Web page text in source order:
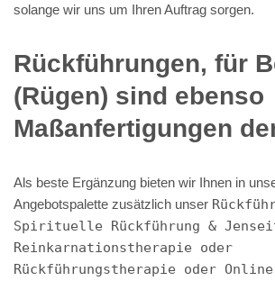
solange wir uns um Ihren Auftrag sorgen.
Rückführungen, für
(Rügen) sind ebenso
Maßanfertigungen
Als beste Ergänzung bieten wir Ihnen in
Angebotspalette zusätzlich unser
Spirituelle Rückführung &
Reinkarnationstherapie oder
Rückführungstherapie oder